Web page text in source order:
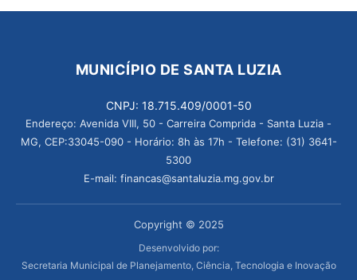
MUNICÍPIO DE SANTA LUZIA
CNPJ: 18.715.409/0001-50
Endereço: Avenida VIII, 50 - Carreira Comprida - Santa Luzia -
MG, CEP:33045-090 - Horário: 8h às 17h - Telefone: (31) 3641-
5300
E-mail: financas@santaluzia.mg.gov.br
Copyright © 2025
Desenvolvido por:
Secretaria Municipal de Planejamento, Ciência, Tecnologia e Inovação